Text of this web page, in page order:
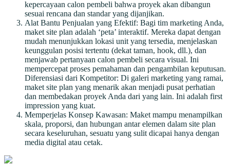
kepercayaan calon pembeli bahwa proyek akan dibangun
sesuai rencana dan standar yang dijanjikan.
Alat Bantu Penjualan yang Efektif: Bagi tim marketing Anda,
maket site plan adalah ‘peta’ interaktif. Mereka dapat dengan
mudah menunjukkan lokasi unit yang tersedia, menjelaskan
keunggulan posisi tertentu (dekat taman, hook, dll.), dan
menjawab pertanyaan calon pembeli secara visual. Ini
mempercepat proses pemahaman dan pengambilan keputusan.
Diferensiasi dari Kompetitor: Di galeri marketing yang ramai,
maket site plan yang menarik akan menjadi pusat perhatian
dan membedakan proyek Anda dari yang lain. Ini adalah first
impression yang kuat.
Memperjelas Konsep Kawasan: Maket mampu menampilkan
skala, proporsi, dan hubungan antar elemen dalam site plan
secara keseluruhan, sesuatu yang sulit dicapai hanya dengan
media digital atau cetak.